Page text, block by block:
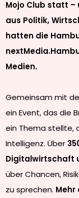
Mojo Club statt –
aus Politik,
hatten die
Medien.
Gemeinsam mit
ein Event, das die
ein Thema stellte,
Intelligenz. Über
Digitalwirtschaft
über Chancen,
zu sprechen. Mehr